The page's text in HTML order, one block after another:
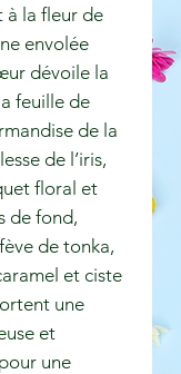
à la fleur de
envolée
dévoile la
feuille de
de la
de l’iris,
floral et
de fond,
de tonka,
et ciste
une
et
une